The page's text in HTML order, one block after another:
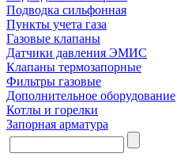
Подводка сильфонная
Пункты учета газа
Газовые клапаны
Датчики давления ЭМИС
Клапаны термозапорные
Фильтры газовые
Дополнительное оборудование
Котлы и горелки
Запорная арматура